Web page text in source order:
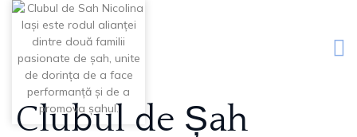
Clubul de Șah